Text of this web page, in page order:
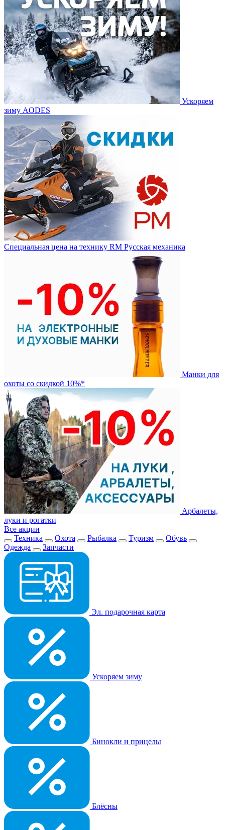
Ускоряем
зиму AODES
Специальная цена на технику RM Русская механика
Манки для
охоты со скидкой 10%*
Арбалеты,
луки и рогатки
Все акции
Техника
Охота Рыбалка Туризм
Обувь
Одежда
Запчасти
Эл. подарочная карта
Ускоряем зиму
Бинокли и прицелы
Блёсны